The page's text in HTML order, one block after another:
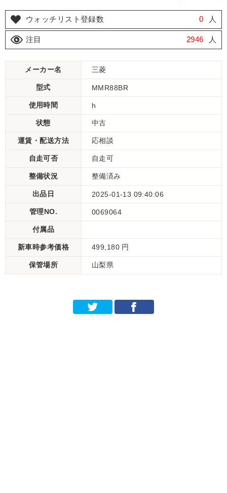
ウォッチリスト登録数 0 人
注目 2946 人
メーカー名 三菱
型式 MMR88BR
使用時間 h
状態 中古
運賃・配送方法 応相談
自走可否 自走可
整備状況 整備済み
出品日 2025-01-13 09:40:06
管理NO. 0069064
付属品
新車時参考価格 499,180 円
保管場所 山梨県